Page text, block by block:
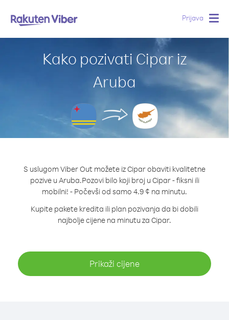
Prijava
Kako pozivati Cipar iz
Aruba
S uslugom Viber Out možete iz Cipar obaviti kvalitetne
pozive u Aruba.Pozovi bilo koji broj u Cipar - fiksni ili
mobilni! - Počevši od samo 4.9 ¢ na minutu.
Kupite pakete kredita ili plan pozivanja da bi dobili
najbolje cijene na minutu za Cipar.
Prikaži cijene